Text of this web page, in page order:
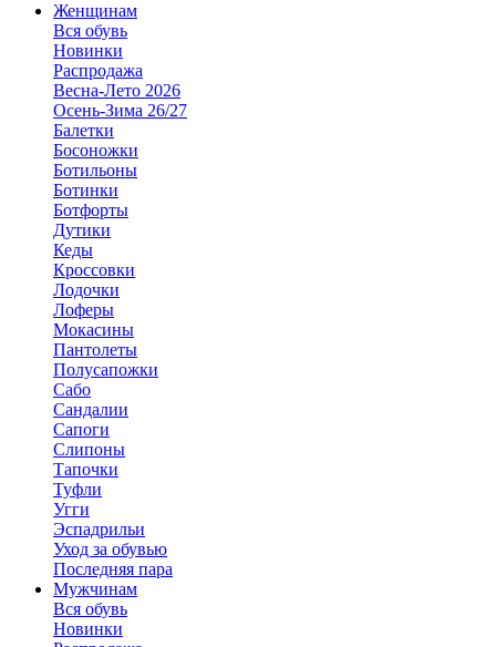
Женщинам
Вся обувь
Новинки
Распродажа
Весна-Лето 2026
Осень-Зима 26/27
Балетки
Босоножки
Ботильоны
Ботинки
Ботфорты
Дутики
Кеды
Кроссовки
Лодочки
Лоферы
Мокасины
Пантолеты
Полусапожки
Сабо
Сандалии
Сапоги
Слипоны
Тапочки
Туфли
Угги
Эспадрильи
Уход за обувью
Последняя пара
Мужчинам
Вся обувь
Новинки